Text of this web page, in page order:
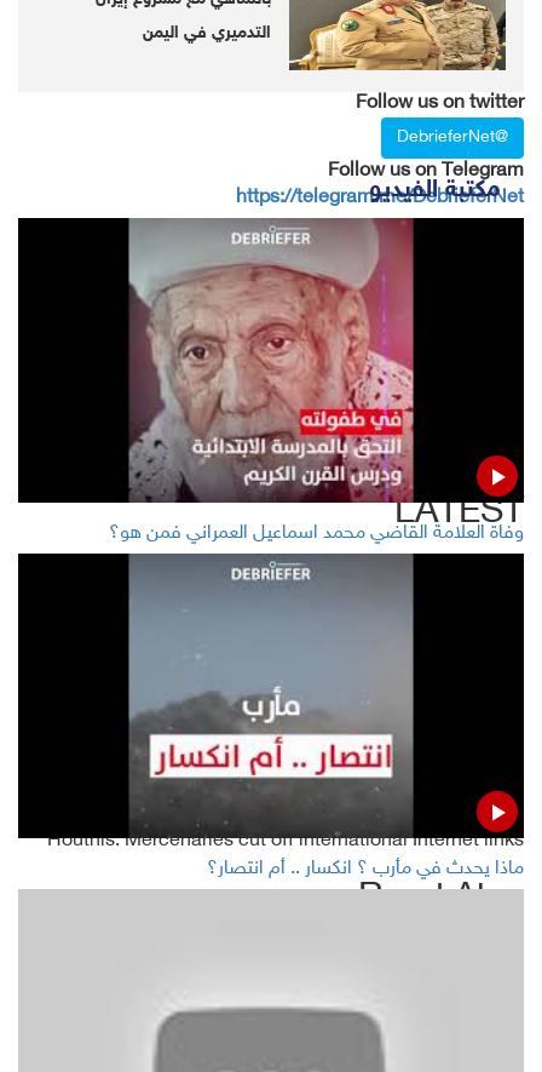
Follow us on twitter
@DebrieferNet
Follow us on Telegram
https://telegram.me/DebrieferNet
Whats APP
Twitter
Facebook
LinkedIn
LATEST
World Bank chief: some development banks helping
Oil prices rise amid a broad market recovery,
accompanied by investor caution
Houthis: Mercenaries cut off international Internet links
Read Also
Zarif: Iran ready to mediate between Turkey and Syria
التدميري في اليمن
مكتبة الفيديو
وفاة العلامة القاضي محمد اسماعيل العمراني فمن هو؟
ماذا يحدث في مأرب ؟ انكسار .. أم انتصار؟